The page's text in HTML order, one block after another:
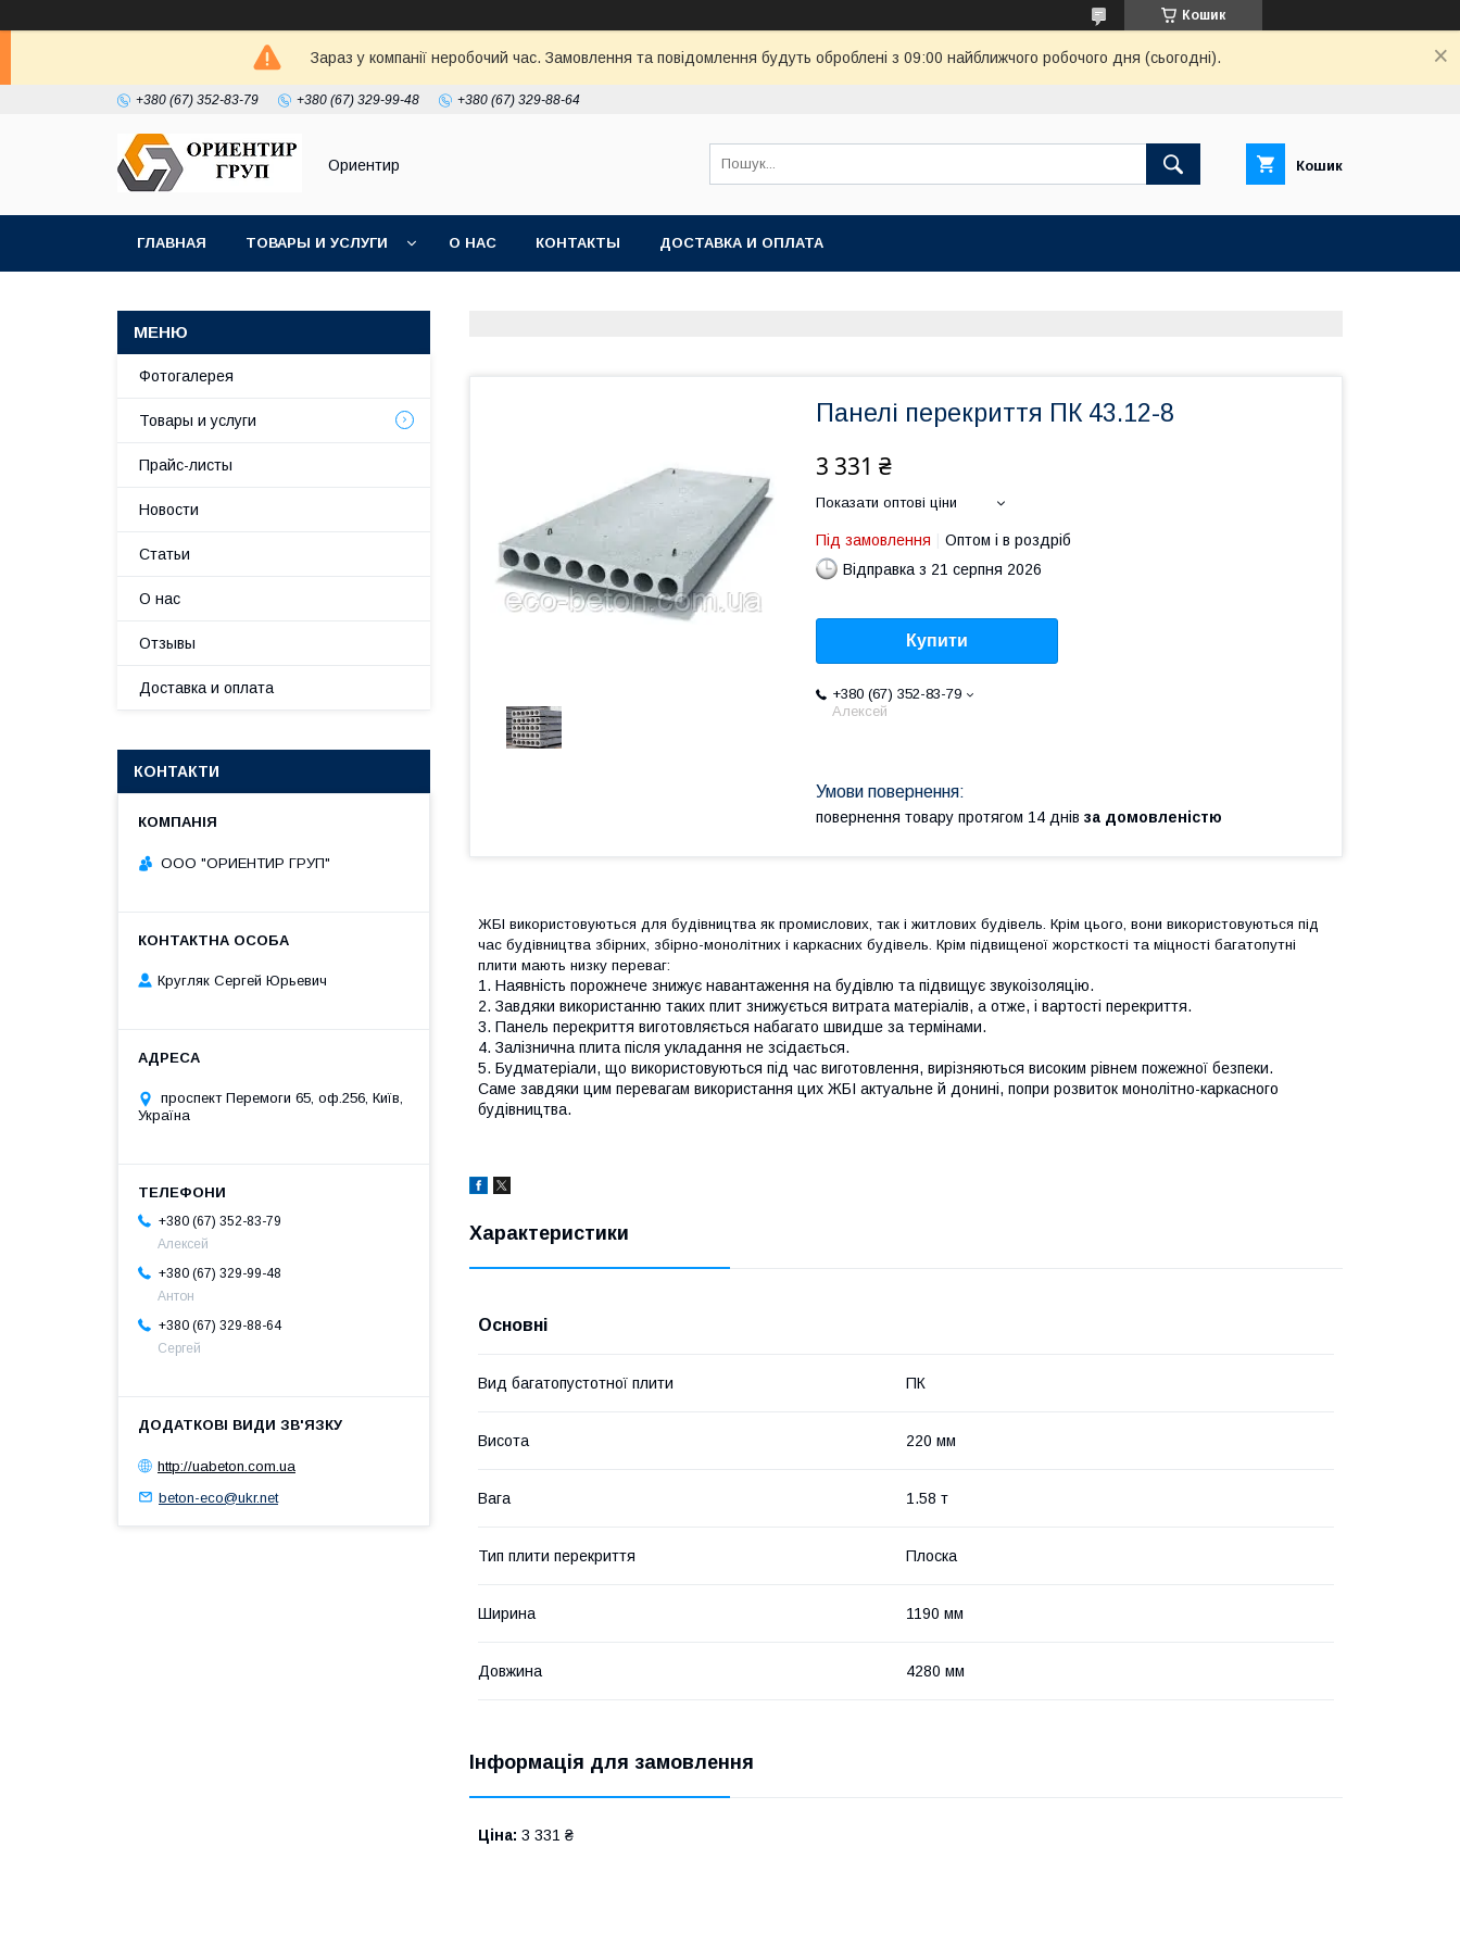
Кошик
Зараз у компанії неробочий час. Замовлення та повідомлення будуть оброблені з 09:00 найближчого робочого дня (сьогодні).
+380 (67) 352-83-79 +380 (67) 329-99-48 +380 (67) 329-88-64
Ориентир Кошик
ГЛАВНАЯ ТОВАРЫ И УСЛУГИ О НАС КОНТАКТЫ ДОСТАВКА И ОПЛАТА
Панелі перекриття ПК 43.12-8
3 331 ₴
Показати оптові ціни
Під замовлення
Оптом і в роздріб
Відправка з 21 серпня 2026
Купити
+380 (67) 352-83-79
Алексей
повернення товару протягом 14 днів за домовленістю
ЖБІ використовуються для будівництва як промислових, так і житлових будівель. Крім цього, вони використовуються під
час будівництва збірних, збірно-монолітних і каркасних будівель. Крім підвищеної жорсткості та міцності багатопутні
плити мають низку переваг:
1. Наявність порожнече знижує навантаження на будівлю та підвищує звукоізоляцію.
2. Завдяки використанню таких плит знижується витрата матеріалів, а отже, і вартості перекриття.
3. Панель перекриття виготовляється набагато швидше за термінами.
4. Залізнична плита після укладання не зсідається.
5. Будматеріали, що використовуються під час виготовлення, вирізняються високим рівнем пожежної безпеки.
Саме завдяки цим перевагам використання цих ЖБІ актуальне й донині, попри розвиток монолітно-каркасного
будівництва.
Характеристики
Основні
Вид багатопустотної плити ПК
Висота 220 мм
Вага 1.58 т
Тип плити перекриття Плоска
Ширина 1190 мм
Довжина 4280 мм
Інформація для замовлення
Ціна: 3 331 ₴
Фотогалерея
Товары и услуги
Прайс-листы
Новости
Статьи
О нас
Отзывы
Доставка и оплата
КОНТАКТИ
ООО "ОРИЕНТИР ГРУП"
Кругляк Сергей Юрьевич
проспект Перемоги 65, оф.256, Київ,
Україна
+380 (67) 352-83-79
Алексей
+380 (67) 329-99-48
Антон
+380 (67) 329-88-64
Сергей
http://uabeton.com.ua
beton-eco@ukr.net